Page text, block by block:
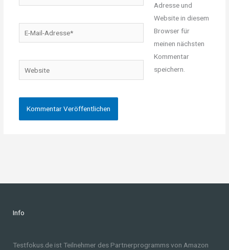
Mail-
Website
Adresse und
Website in diesem
Browser für
meinen nächsten
Kommentar
speichern.
Info
Testfokus.de ist Teilnehmer des Partnerprogramms von Amazon